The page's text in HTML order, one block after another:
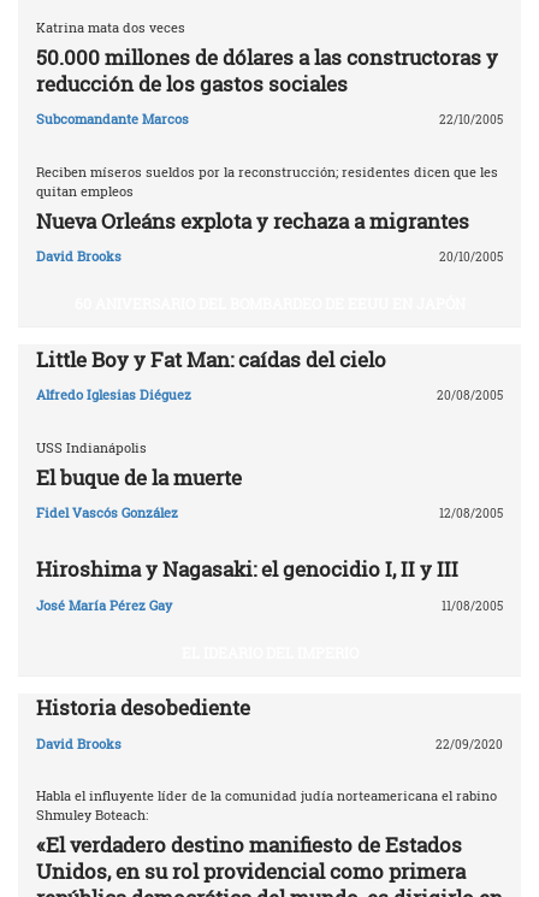
Katrina mata dos veces
50.000 millones de dólares a las constructoras y
reducción de los gastos sociales
Subcomandante Marcos 22/10/2005
Reciben míseros sueldos por la reconstrucción; residentes dicen que les
quitan empleos
Nueva Orleáns explota y rechaza a migrantes
David Brooks 20/10/2005
Little Boy y Fat Man: caídas del cielo
Alfredo Iglesias Diéguez 20/08/2005
USS Indianápolis
El buque de la muerte
Fidel Vascós González 12/08/2005
Hiroshima y Nagasaki: el genocidio I, II y III
José María Pérez Gay 11/08/2005
Historia desobediente
David Brooks 22/09/2020
Habla el influyente líder de la comunidad judía norteamericana el rabino
Shmuley Boteach:
«El verdadero destino manifiesto de Estados
Unidos, en su rol providencial como primera